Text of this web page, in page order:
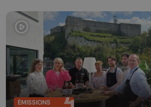
ÉMISSIONS